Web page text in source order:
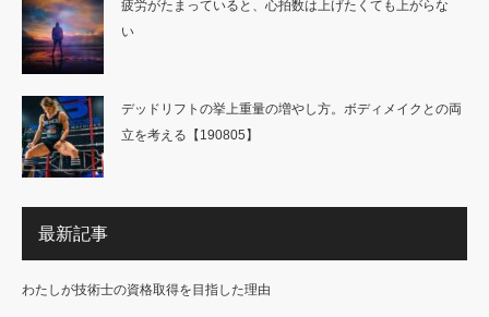
疲労がたまっていると、心拍数は上げたくても上がらな
い
デッドリフトの挙上重量の増やし方。ボディメイクとの両
立を考える【190805】
最新記事
わたしが技術士の資格取得を目指した理由